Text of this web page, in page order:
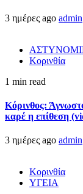
3 ημέρες ago admin
Κορινθία
1 min read
Κόρινθος:
καρέ η επίθεση
3 ημέρες ago admin
Κορινθία
ΥΓΕΙΑ